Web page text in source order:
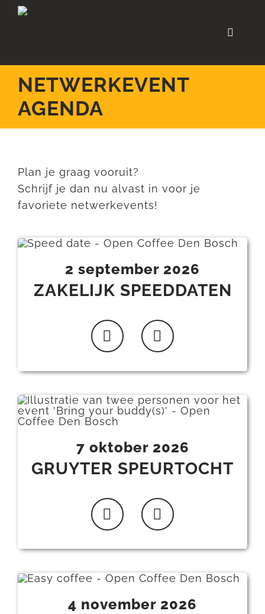
Toggle
Agenda
Community
Contact
NETWERKEVENT
AGENDA
Plan je graag vooruit?
Schrijf je dan nu alvast in voor je
favoriete netwerkevents!
2 september 2026
ZAKELIJK SPEEDDATEN
7 oktober 2026
GRUYTER SPEURTOCHT
4 november 2026